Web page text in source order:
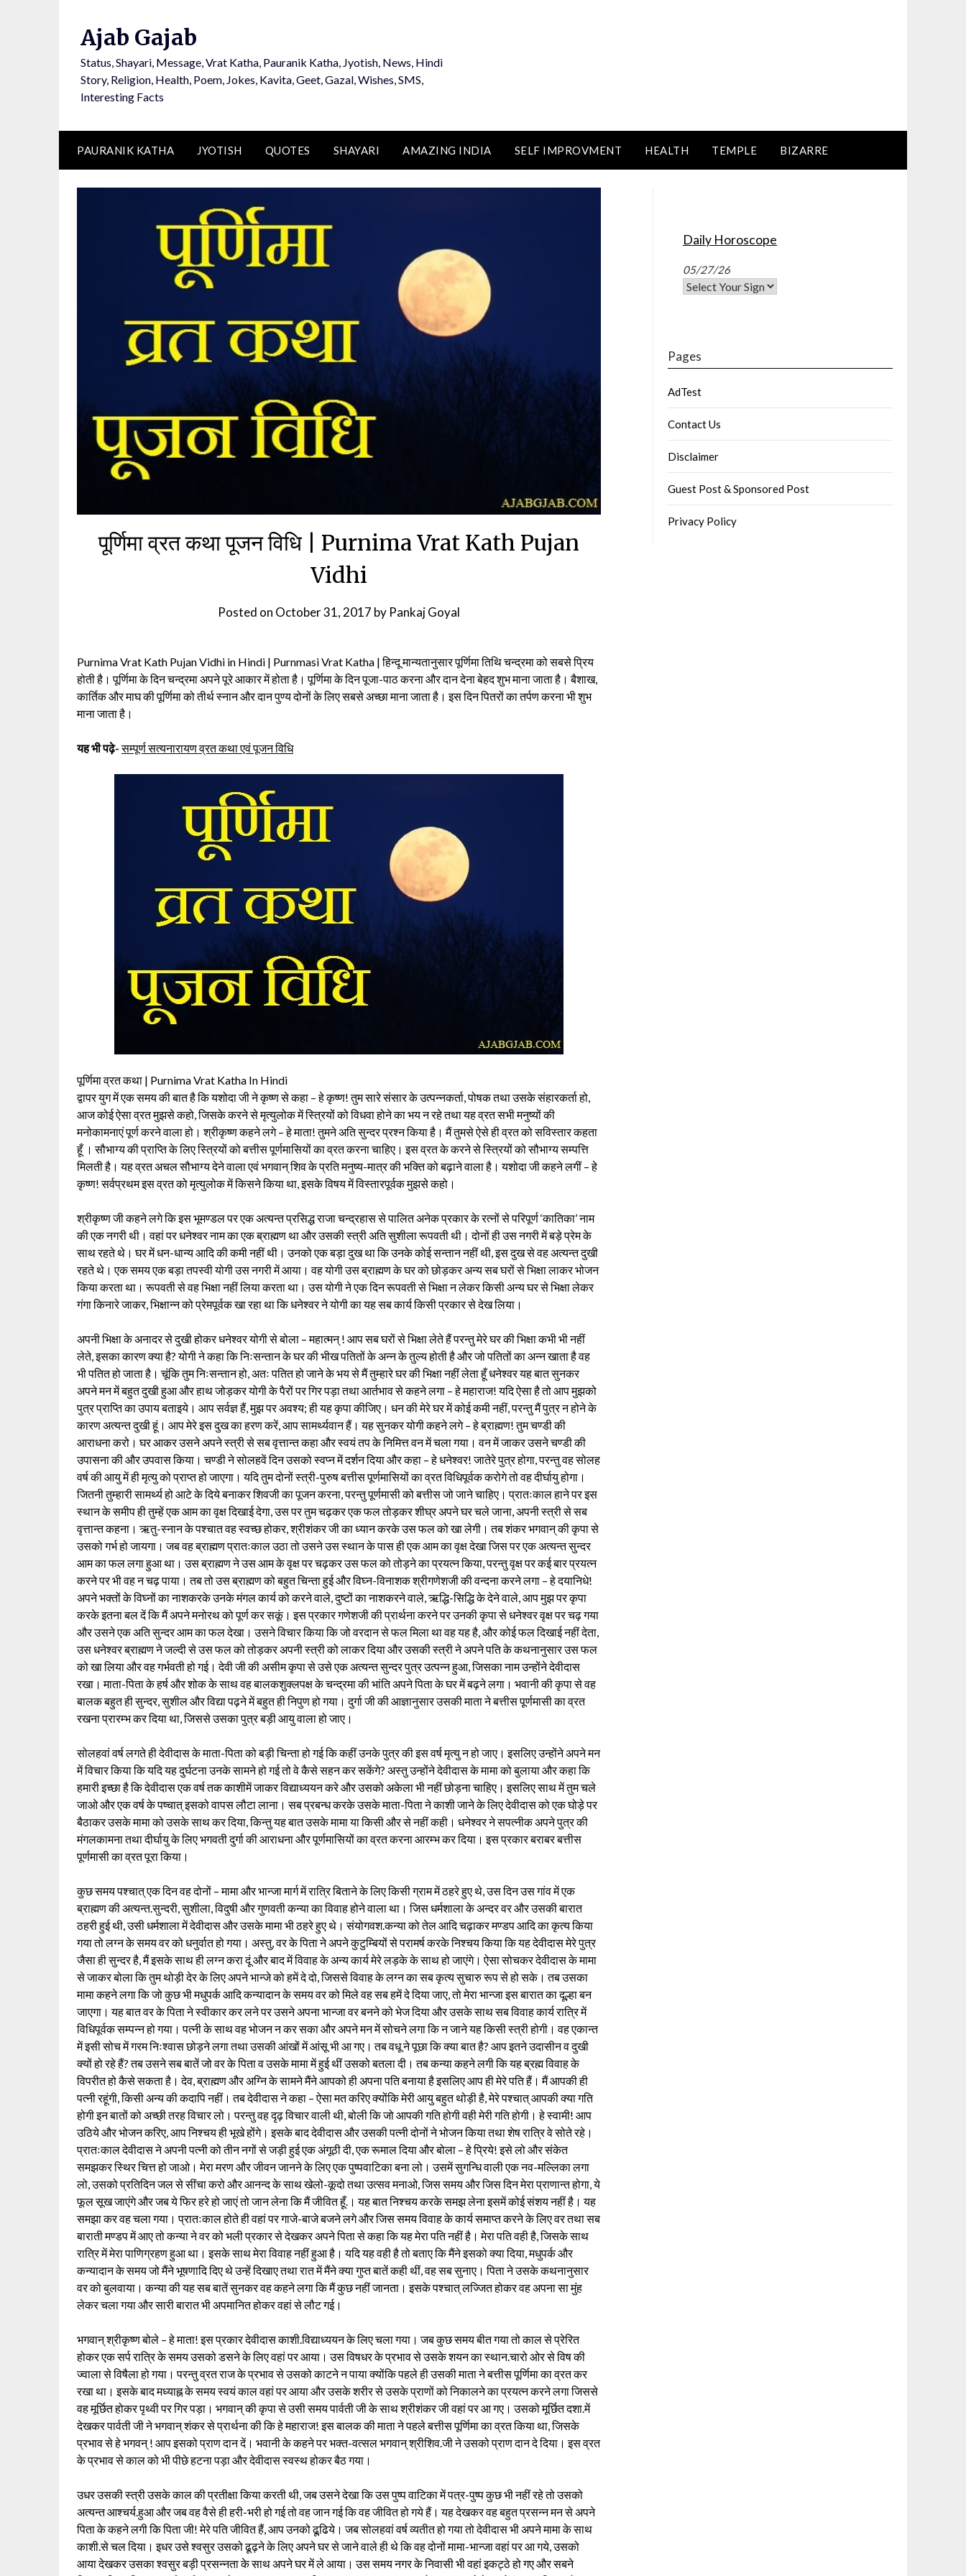
Ajab Gajab
Status, Shayari, Message, Vrat Katha, Pauranik Katha, Jyotish, News, Hindi
Story, Religion, Health, Poem, Jokes, Kavita, Geet, Gazal, Wishes, SMS,
Interesting Facts
PAURANIK KATHA JYOTISH QUOTES SHAYARI AMAZING INDIA SELF IMPROVMENT HEALTH TEMPLE BIZARRE
पूर्णिमा व्रत कथा पूजन विधि | Purnima Vrat Kath Pujan
Vidhi
Posted on October 31, 2017 by Pankaj Goyal
Purnima Vrat Kath Pujan Vidhi in Hindi | Purnmasi Vrat Katha | हिन्दू मान्यतानुसार पूर्णिमा तिथि चन्द्रमा को सबसे प्रिय
होती है। पूर्णिमा के दिन चन्द्रमा अपने पूरे आकार में होता है। पूर्णिमा के दिन पूजा-पाठ करना और दान देना बेहद शुभ माना जाता है। बैशाख,
कार्तिक और माघ की पूर्णिमा को तीर्थ स्नान और दान पुण्य दोनों के लिए सबसे अच्छा माना जाता है। इस दिन पितरों का तर्पण करना भी शुभ
माना जाता है।
यह भी पढ़े- सम्पूर्ण सत्यनारायण व्रत कथा एवं पूजन विधि
पूर्णिमा व्रत कथा | Purnima Vrat Katha In Hindi
द्वापर युग में एक समय की बात है कि यशोदा जी ने कृष्ण से कहा – हे कृष्ण! तुम सारे संसार के उत्पन्नकर्ता, पोषक तथा उसके संहारकर्ता हो,
आज कोई ऐसा व्रत मुझसे कहो, जिसके करने से मृत्युलोक में स्त्रियों को विधवा होने का भय न रहे तथा यह व्रत सभी मनुष्यों की
मनोकामनाएं पूर्ण करने वाला हो। श्रीकृष्ण कहने लगे – हे माता! तुमने अति सुन्दर प्रश्न किया है। मैं तुमसे ऐसे ही व्रत को सविस्तार कहता
हूँ । सौभाग्य की प्राप्ति के लिए स्त्रियों को बत्तीस पूर्णमासियों का व्रत करना चाहिए। इस व्रत के करने से स्त्रियों को सौभाग्य सम्पत्ति
मिलती है। यह व्रत अचल सौभाग्य देने वाला एवं भगवान् शिव के प्रति मनुष्य-मात्र की भक्ति को बढ़ाने वाला है। यशोदा जी कहने लगीं – हे
कृष्ण! सर्वप्रथम इस व्रत को मृत्युलोक में किसने किया था, इसके विषय में विस्तारपूर्वक मुझसे कहो।
श्रीकृष्ण जी कहने लगे कि इस भूमण्डल पर एक अत्यन्त प्रसिद्ध राजा चन्द्रहास से पालित अनेक प्रकार के रत्नों से परिपूर्ण ‘कातिका’ नाम
की एक नगरी थी। वहां पर धनेश्वर नाम का एक ब्राह्मण था और उसकी स्त्री अति सुशीला रूपवती थी। दोनों ही उस नगरी में बड़े प्रेम के
साथ रहते थे। घर में धन-धान्य आदि की कमी नहीं थी। उनको एक बड़ा दुख था कि उनके कोई सन्तान नहीं थी, इस दुख से वह अत्यन्त दुखी
रहते थे। एक समय एक बड़ा तपस्वी योगी उस नगरी में आया। वह योगी उस ब्राह्मण के घर को छोड़कर अन्य सब घरों से भिक्षा लाकर भोजन
किया करता था। रूपवती से वह भिक्षा नहीं लिया करता था। उस योगी ने एक दिन रूपवती से भिक्षा न लेकर किसी अन्य घर से भिक्षा लेकर
गंगा किनारे जाकर, भिक्षान्न को प्रेमपूर्वक खा रहा था कि धनेश्वर ने योगी का यह सब कार्य किसी प्रकार से देख लिया।
अपनी भिक्षा के अनादर से दुखी होकर धनेश्वर योगी से बोला – महात्मन् ! आप सब घरों से भिक्षा लेते हैं परन्तु मेरे घर की भिक्षा कभी भी नहीं
लेते, इसका कारण क्या है? योगी ने कहा कि निःसन्तान के घर की भीख पतितों के अन्न के तुल्य होती है और जो पतितों का अन्न खाता है वह
भी पतित हो जाता है। चूंकि तुम निःसन्तान हो, अतः पतित हो जाने के भय से मैं तुम्हारे घर की भिक्षा नहीं लेता हूँ धनेश्वर यह बात सुनकर
अपने मन में बहुत दुखी हुआ और हाथ जोड़कर योगी के पैरों पर गिर पड़ा तथा आर्तभाव से कहने लगा – हे महाराज! यदि ऐसा है तो आप मुझको
पुत्र प्राप्ति का उपाय बताइये। आप सर्वज्ञ हैं, मुझ पर अवश्य; ही यह कृपा कीजिए। धन की मेरे घर में कोई कमी नहीं, परन्तु मैं पुत्र न होने के
कारण अत्यन्त दुखी हूं। आप मेरे इस दुख का हरण करें, आप सामर्थ्यवान हैं। यह सुनकर योगी कहने लगे – हे ब्राह्मण! तुम चण्डी की
आराधना करो। घर आकर उसने अपने स्त्री से सब वृत्तान्त कहा और स्वयं तप के निमित्त वन में चला गया। वन में जाकर उसने चण्डी की
उपासना की और उपवास किया। चण्डी ने सोलहवें दिन उसको स्वप्न में दर्शन दिया और कहा – हे धनेश्वर! जातेरे पुत्र होगा, परन्तु वह सोलह
वर्ष की आयु में ही मृत्यु को प्राप्त हो जाएगा। यदि तुम दोनों स्त्री-पुरुष बत्तीस पूर्णमासियों का व्रत विधिपूर्वक करोगे तो वह दीर्घायु होगा।
जितनी तुम्हारी सामर्थ्य हो आटे के दिये बनाकर शिवजी का पूजन करना, परन्तु पूर्णमासी को बत्तीस जो जाने चाहिए। प्रातःकाल हाने पर इस
स्थान के समीप ही तुम्हें एक आम का वृक्ष दिखाई देगा, उस पर तुम चढ़कर एक फल तोड़कर शीघ्र अपने घर चले जाना, अपनी स्त्री से सब
वृत्तान्त कहना। ऋतु-स्नान के पश्चात वह स्वच्छ होकर, श्रीशंकर जी का ध्यान करके उस फल को खा लेगी। तब शंकर भगवान् की कृपा से
उसको गर्भ हो जायगा। जब वह ब्राह्मण प्रातःकाल उठा तो उसने उस स्थान के पास ही एक आम का वृक्ष देखा जिस पर एक अत्यन्त सुन्दर
आम का फल लगा हुआ था। उस ब्राह्मण ने उस आम के वृक्ष पर चढ़कर उस फल को तोड़ने का प्रयत्न किया, परन्तु वृक्ष पर कई बार प्रयत्न
करने पर भी वह न चढ़ पाया। तब तो उस ब्राह्मण को बहुत चिन्ता हुई और विघ्न-विनाशक श्रीगणेशजी की वन्दना करने लगा – हे दयानिधे!
अपने भक्तों के विघ्नों का नाशकरके उनके मंगल कार्य को करने वाले, दुष्टों का नाशकरने वाले, ऋद्धि-सिद्धि के देने वाले, आप मुझ पर कृपा
करके इतना बल दें कि मैं अपने मनोरथ को पूर्ण कर सकूं। इस प्रकार गणेशजी की प्रार्थना करने पर उनकी कृपा से धनेश्वर वृक्ष पर चढ़ गया
और उसने एक अति सुन्दर आम का फल देखा। उसने विचार किया कि जो वरदान से फल मिला था वह यह है, और कोई फल दिखाई नहीं देता,
उस धनेश्वर ब्राह्मण ने जल्दी से उस फल को तोड़कर अपनी स्त्री को लाकर दिया और उसकी स्त्री ने अपने पति के कथनानुसार उस फल
को खा लिया और वह गर्भवती हो गई। देवी जी की असीम कृपा से उसे एक अत्यन्त सुन्दर पुत्र उत्पन्न हुआ, जिसका नाम उन्होंने देवीदास
रखा। माता-पिता के हर्ष और शोक के साथ वह बालकशुक्लपक्ष के चन्द्रमा की भांति अपने पिता के घर में बढ़ने लगा। भवानी की कृपा से वह
बालक बहुत ही सुन्दर, सुशील और विद्या पढ़ने में बहुत ही निपुण हो गया। दुर्गा जी की आज्ञानुसार उसकी माता ने बत्तीस पूर्णमासी का व्रत
रखना प्रारम्भ कर दिया था, जिससे उसका पुत्र बड़ी आयु वाला हो जाए।
सोलहवां वर्ष लगते ही देवीदास के माता-पिता को बड़ी चिन्ता हो गई कि कहीं उनके पुत्र की इस वर्ष मृत्यु न हो जाए। इसलिए उन्होंने अपने मन
में विचार किया कि यदि यह दुर्घटना उनके सामने हो गई तो वे कैसे सहन कर सकेंगे? अस्तु उन्होंने देवीदास के मामा को बुलाया और कहा कि
हमारी इच्छा है कि देवीदास एक वर्ष तक काशीमें जाकर विद्याध्ययन करे और उसको अकेला भी नहीं छोड़ना चाहिए। इसलिए साथ में तुम चले
जाओ और एक वर्ष के पष्चात् इसको वापस लौटा लाना। सब प्रबन्ध करके उसके माता-पिता ने काशी जाने के लिए देवीदास को एक घोड़े पर
बैठाकर उसके मामा को उसके साथ कर दिया, किन्तु यह बात उसके मामा या किसी और से नहीं कही। धनेश्वर ने सपत्नीक अपने पुत्र की
मंगलकामना तथा दीर्घायु के लिए भगवती दुर्गा की आराधना और पूर्णमासियों का व्रत करना आरम्भ कर दिया। इस प्रकार बराबर बत्तीस
पूर्णमासी का व्रत पूरा किया।
कुछ समय पश्चात् एक दिन वह दोनों – मामा और भान्जा मार्ग में रात्रि बिताने के लिए किसी ग्राम में ठहरे हुए थे, उस दिन उस गांव में एक
ब्राह्मण की अत्यन्त.सुन्दरी, सुशीला, विदुषी और गुणवती कन्या का विवाह होने वाला था। जिस धर्मशाला के अन्दर वर और उसकी बारात
ठहरी हुई थी, उसी धर्मशाला में देवीदास और उसके मामा भी ठहरे हुए थे। संयोगवश.कन्या को तेल आदि चढ़ाकर मण्डप आदि का कृत्य किया
गया तो लग्न के समय वर को धनुर्वात हो गया। अस्तु, वर के पिता ने अपने कुटुम्बियों से परामर्ष करके निश्चय किया कि यह देवीदास मेरे पुत्र
जैसा ही सुन्दर है, मैं इसके साथ ही लग्न करा दूं और बाद में विवाह के अन्य कार्य मेरे लड़के के साथ हो जाएंगे। ऐसा सोचकर देवीदास के मामा
से जाकर बोला कि तुम थोड़ी देर के लिए अपने भान्जे को हमें दे दो, जिससे विवाह के लग्न का सब कृत्य सुचारु रूप से हो सके। तब उसका
मामा कहने लगा कि जो कुछ भी मधुपर्क आदि कन्यादान के समय वर को मिले वह सब हमें दे दिया जाए, तो मेरा भान्जा इस बारात का दूल्हा बन
जाएगा। यह बात वर के पिता ने स्वीकार कर लने पर उसने अपना भान्जा वर बनने को भेज दिया और उसके साथ सब विवाह कार्य रात्रि में
विधिपूर्वक सम्पन्न हो गया। पत्नी के साथ वह भोजन न कर सका और अपने मन में सोचने लगा कि न जाने यह किसी स्त्री होगी। वह एकान्त
में इसी सोच में गरम निःश्वास छोड़ने लगा तथा उसकी आंखों में आंसू भी आ गए। तब वधू ने पूछा कि क्या बात है? आप इतने उदासीन व दुखी
क्यों हो रहे हैं? तब उसने सब बातें जो वर के पिता व उसके मामा में हुई थीं उसको बतला दी। तब कन्या कहने लगी कि यह ब्रह्म विवाह के
विपरीत हो कैसे सकता है। देव, ब्राह्मण और अग्नि के सामने मैंने आपको ही अपना पति बनाया है इसलिए आप ही मेरे पति हैं। मैं आपकी ही
पत्नी रहूंगी, किसी अन्य की कदापि नहीं। तब देवीदास ने कहा – ऐसा मत करिए क्योंकि मेरी आयु बहुत थोड़ी है, मेरे पश्चात् आपकी क्या गति
होगी इन बातों को अच्छी तरह विचार लो। परन्तु वह दृढ़ विचार वाली थी, बोली कि जो आपकी गति होगी वही मेरी गति होगी। हे स्वामी! आप
उठिये और भोजन करिए, आप निश्चय ही भूखे होंगे। इसके बाद देवीदास और उसकी पत्नी दोनों ने भोजन किया तथा शेष रात्रि वे सोते रहे।
प्रातःकाल देवीदास ने अपनी पत्नी को तीन नगों से जड़ी हुई एक अंगूठी दी, एक रूमाल दिया और बोला – हे प्रिये! इसे लो और संकेत
समझकर स्थिर चित्त हो जाओ। मेरा मरण और जीवन जानने के लिए एक पुष्पवाटिका बना लो। उसमें सुगन्धि वाली एक नव-मल्लिका लगा
लो, उसको प्रतिदिन जल से सींचा करो और आनन्द के साथ खेलो-कूदो तथा उत्सव मनाओ, जिस समय और जिस दिन मेरा प्राणान्त होगा, ये
फूल सूख जाएंगे और जब ये फिर हरे हो जाएं तो जान लेना कि मैं जीवित हूँ.। यह बात निश्चय करके समझ लेना इसमें कोई संशय नहीं है। यह
समझा कर वह चला गया। प्रातःकाल होते ही वहां पर गाजे-बाजे बजने लगे और जिस समय विवाह के कार्य समाप्त करने के लिए वर तथा सब
बाराती मण्डप में आए तो कन्या ने वर को भली प्रकार से देखकर अपने पिता से कहा कि यह मेरा पति नहीं है। मेरा पति वही है, जिसके साथ
रात्रि में मेरा पाणिग्रहण हुआ था। इसके साथ मेरा विवाह नहीं हुआ है। यदि यह वही है तो बताए कि मैंने इसको क्या दिया, मधुपर्क और
कन्यादान के समय जो मैंने भूषणादि दिए थे उन्हें दिखाए तथा रात में मैंने क्या गुप्त बातें कही थीं, वह सब सुनाए। पिता ने उसके कथनानुसार
वर को बुलवाया। कन्या की यह सब बातें सुनकर वह कहने लगा कि मैं कुछ नहीं जानता। इसके पश्चात् लज्जित होकर वह अपना सा मुंह
लेकर चला गया और सारी बारात भी अपमानित होकर वहां से लौट गई।
भगवान् श्रीकृष्ण बोले – हे माता! इस प्रकार देवीदास काशी.विद्याध्ययन के लिए चला गया। जब कुछ समय बीत गया तो काल से प्रेरित
होकर एक सर्प रात्रि के समय उसको डसने के लिए वहां पर आया। उस विषधर के प्रभाव से उसके शयन का स्थान.चारो ओर से विष की
ज्वाला से विषैला हो गया। परन्तु व्रत राज के प्रभाव से उसको काटने न पाया क्योंकि पहले ही उसकी माता ने बत्तीस पूर्णिमा का व्रत कर
रखा था। इसके बाद मध्याह्न के समय स्वयं काल वहां पर आया और उसके शरीर से उसके प्राणों को निकालने का प्रयत्न करने लगा जिससे
वह मूर्छित होकर पृथ्वी पर गिर पड़ा। भगवान् की कृपा से उसी समय पार्वती जी के साथ श्रीशंकर जी वहां पर आ गए। उसको मूर्छित दशा.में
देखकर पार्वती जी ने भगवान् शंकर से प्रार्थना की कि हे महाराज! इस बालक की माता ने पहले बत्तीस पूर्णिमा का व्रत किया था, जिसके
प्रभाव से हे भगवन् ! आप इसको प्राण दान दें। भवानी के कहने पर भक्त-वत्सल भगवान् श्रीशिव.जी ने उसको प्राण दान दे दिया। इस व्रत
के प्रभाव से काल को भी पीछे हटना पड़ा और देवीदास स्वस्थ होकर बैठ गया।
उधर उसकी स्त्री उसके काल की प्रतीक्षा किया करती थी, जब उसने देखा कि उस पुष्प वाटिका में पत्र-पुष्प कुछ भी नहीं रहे तो उसको
अत्यन्त आश्चर्य.हुआ और जब वह वैसे ही हरी-भरी हो गई तो वह जान गई कि वह जीवित हो गये हैं। यह देखकर वह बहुत प्रसन्न मन से अपने
पिता के कहने लगी कि पिता जी! मेरे पति जीवित हैं, आप उनको ढूढि़ये। जब सोलहवां वर्ष व्यतीत हो गया तो देवीदास भी अपने मामा के साथ
काशी.से चल दिया। इधर उसे श्वसुर उसको ढूढ़ने के लिए अपने घर से जाने वाले ही थे कि वह दोनों मामा-भान्जा वहां पर आ गये, उसको
आया देखकर उसका श्वसुर बड़ी प्रसन्नता के साथ अपने घर में ले आया। उस समय नगर के निवासी भी वहां इकट्ठे हो गए और सबने
Daily Horoscope
05/27/26
Pages
AdTest
Contact Us
Disclaimer
Guest Post & Sponsored Post
Privacy Policy